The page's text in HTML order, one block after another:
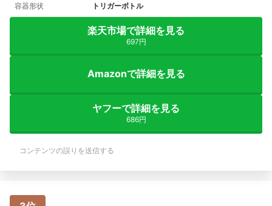
容器形状 トリガーボトル
楽天市場で詳細を見る
697円
Amazonで詳細を見る
ヤフーで詳細を見る
686円
コンテンツの誤りを送信する